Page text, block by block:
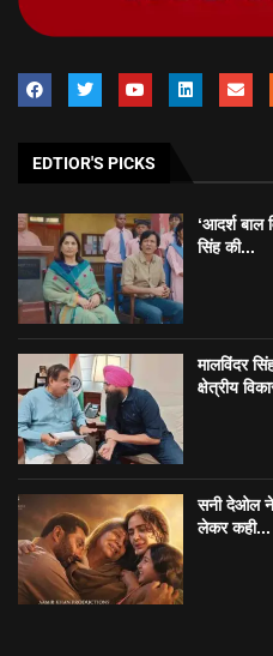
EDTIOR'S PICKS
‘आदर्श बाल
सिंह की...
मालविंदर
क्षेत्रीय
सनी देओल ने
लेकर कही...